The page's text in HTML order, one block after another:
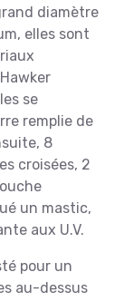
diamètre
elles sont
se
remplie de
8
croisées, 2
un mastic,
aux U.V.
pour un
au-dessus